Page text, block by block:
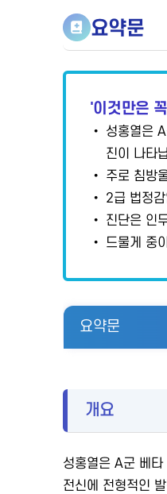
요약문
'이것만은
• 성홍열은
진이 나타
• 주로 침방
• 2급 법정감
• 진단은 인
• 드물게 중
요약문
개요
성홍열은 A군 베
전신에 전형적인